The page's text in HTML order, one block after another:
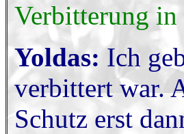
Verbitterung in
Yoldas: Ich
verbittert war.
Schutz erst